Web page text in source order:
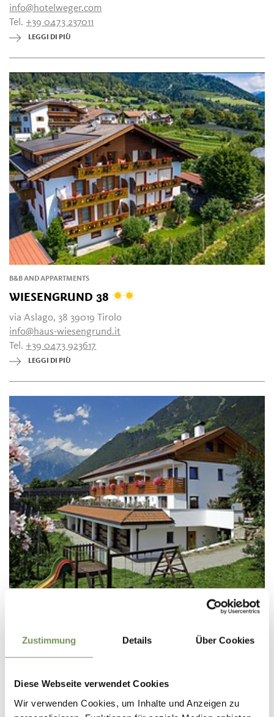
Zustimmung Details Über Cookies
Diese Webseite verwendet Cookies
Wir verwenden Cookies, um Inhalte und Anzeigen zu
info@hotelweger.com
Tel.+39 0473 237011
LEGGI DI PIÙ
B&B AND APPARTMENTS
WIESENGRUND 38
via Aslago, 38 39019 Tirolo
info@haus-wiesengrund.it
Tel.+39 0473 923617
LEGGI DI PIÙ
via del Seminario 32 39019 Tirolo
info@schattmairhof.it
LEGGI DI PIÙ